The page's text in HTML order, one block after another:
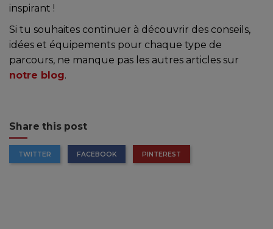
inspirant !
Si tu souhaites continuer à découvrir des conseils,
idées et équipements pour chaque type de
parcours, ne manque pas les autres articles sur
notre blog.
Share this post
TWITTER FACEBOOK PINTEREST